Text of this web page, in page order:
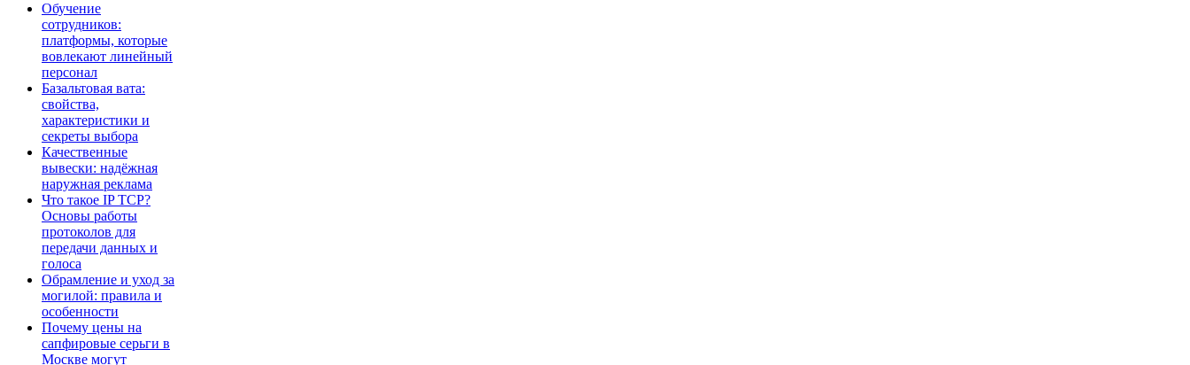
Обучение
сотрудников:
платформы, которые
вовлекают линейный
персонал
Базальтовая вата:
свойства,
характеристики и
секреты выбора
Качественные
вывески: надёжная
наружная реклама
Что такое IP TCP?
Основы работы
протоколов для
передачи данных и
голоса
Обрамление и уход за
могилой: правила и
особенности
Почему цены на
сапфировые серьги в
Москве могут